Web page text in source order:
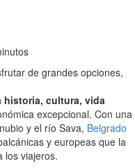
de grandes opciones,
historia, cultura, vida
excepcional. Con una
y el río Sava, Belgrado
y europeas que la
los viajeros.